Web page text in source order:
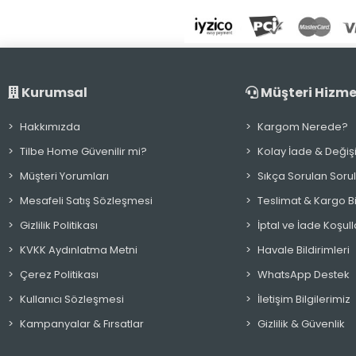
Kurumsal
Hakkımızda
Tilbe Home Güvenilir mi?
Müşteri Yorumları
Mesafeli Satış Sözleşmesi
Gizlilik Politikası
KVKK Aydınlatma Metni
Çerez Politikası
Kullanıcı Sözleşmesi
Kampanyalar & Fırsatlar
Müşteri
Kargom Nerede?
Kolay İade &
Sıkça Sorulan
Teslimat & Kargo
İptal ve İade
Havale Bildirimleri
WhatsApp Destek
İletişim Bilgilerimiz
Gizlilik & Güvenlik